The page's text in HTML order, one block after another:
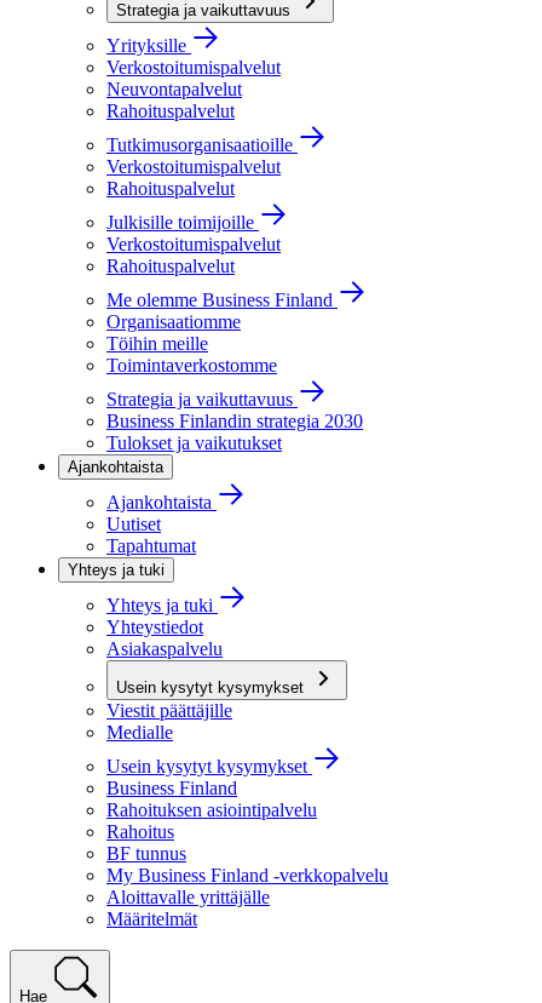
Strategia ja vaikuttavuus
Yrityksille
Verkostoitumispalvelut
Neuvontapalvelut
Rahoituspalvelut
Tutkimusorganisaatioille
Verkostoitumispalvelut
Rahoituspalvelut
Julkisille toimijoille
Verkostoitumispalvelut
Rahoituspalvelut
Me olemme Business Finland
Organisaatiomme
Töihin meille
Toimintaverkostomme
Strategia ja vaikuttavuus
Business Finlandin strategia 2030
Tulokset ja vaikutukset
Ajankohtaista
Ajankohtaista
Uutiset
Tapahtumat
Yhteys ja tuki
Yhteys ja tuki
Yhteystiedot
Asiakaspalvelu
Usein kysytyt kysymykset
Viestit päättäjille
Medialle
Usein kysytyt kysymykset
Business Finland
Rahoituksen asiointipalvelu
Rahoitus
BF tunnus
My Business Finland -verkkopalvelu
Aloittavalle yrittäjälle
Määritelmät
Hae